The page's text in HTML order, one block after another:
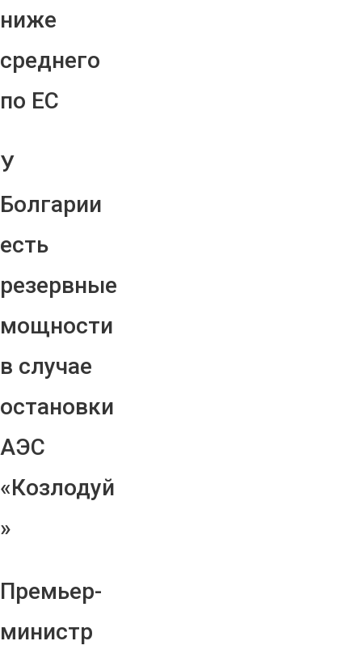
ниже
среднего
по ЕС
У
Болгарии
есть
резервные
мощности
в случае
остановки
АЭС
«Козлодуй
»
Премьер-
министр